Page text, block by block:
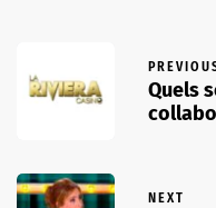
Quels
NEXT